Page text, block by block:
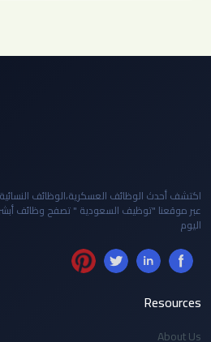
اكتشف أحدث الوظائف العسكرية،الوظائف
عبر موقعنا "توظيف السعودية " تصفح وظائف
اليوم
Resources
About Us